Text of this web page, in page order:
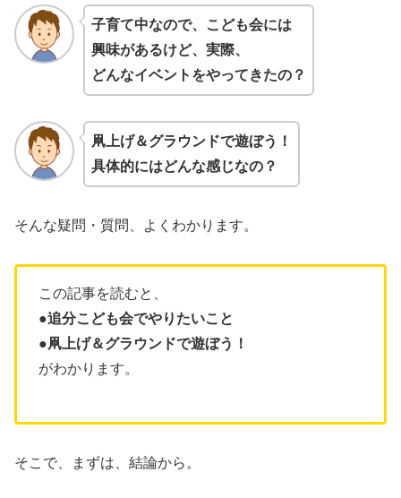
子育て中なので、こども会には
興味があるけど、実際、
どんなイベントをやってきたの？
凧上げ＆グラウンドで遊ぼう！
具体的にはどんな感じなの？
そんな疑問・質問、よくわかります。
この記事を読むと、
●追分こども会でやりたいこと
●凧上げ＆グラウンドで遊ぼう！
がわかります。
そこで、まずは、結論から。